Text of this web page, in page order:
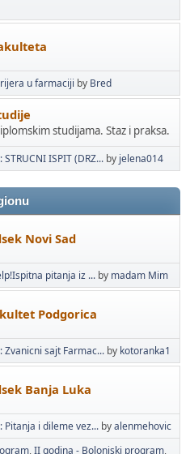
u farmaciji by Bred
studijama. Staz i praksa.
STRUCNI ISPIT (DRZ... by jelena014
Novi Sad
pitanja iz ... by madam Mim
Podgorica
Zvanicni sajt Farmac... by kotoranka1
Banja Luka
Pitanja i dileme vez... byalenmehovic
II godina - Bolonjski program